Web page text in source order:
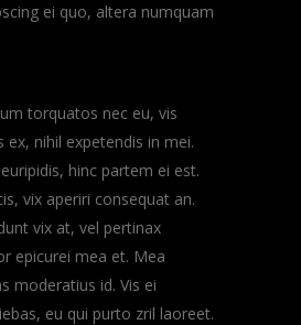
ei quo, altera numquam
torquatos nec eu, vis
ex, nihil expetendis in mei.
hinc partem ei est.
vix aperiri consequat an.
vix at, vel pertinax
epicurei mea et. Mea
moderatius id. Vis ei
eu qui purto zril laoreet.